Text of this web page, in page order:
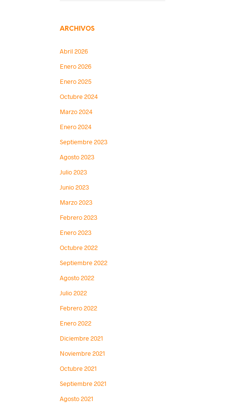
ARCHIVOS
Abril 2026
Enero 2026
Enero 2025
Octubre 2024
Marzo 2024
Enero 2024
Septiembre 2023
Agosto 2023
Julio 2023
Junio 2023
Marzo 2023
Febrero 2023
Enero 2023
Octubre 2022
Septiembre 2022
Agosto 2022
Julio 2022
Febrero 2022
Enero 2022
Diciembre 2021
Noviembre 2021
Octubre 2021
Septiembre 2021
Agosto 2021